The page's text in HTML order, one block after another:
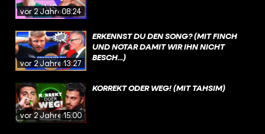
vor 2 Jahren08:24
vor 2 Jahren13:27
ERKENNST DU DEN SONG? (MIT FINCH
UND NOTAR DAMIT WIR IHN NICHT
BESCH...)
vor 2 Jahren15:00
KORREKT ODER WEG! (MIT TAHSIM)